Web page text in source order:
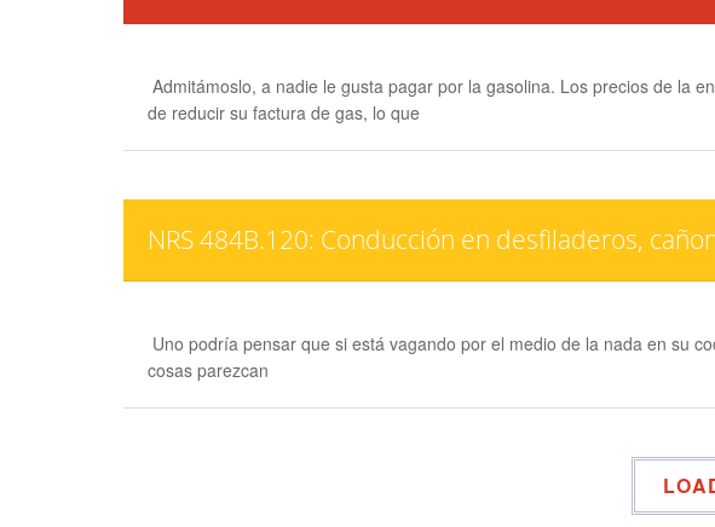
Admitámoslo, a nadie le gusta pagar por la gasolina. Los precios de la
de reducir su factura de gas, lo que
NRS 484B.120: Conducción en desfiladeros,
Uno podría pensar que si está vagando por el medio de la nada en su
cosas parezcan